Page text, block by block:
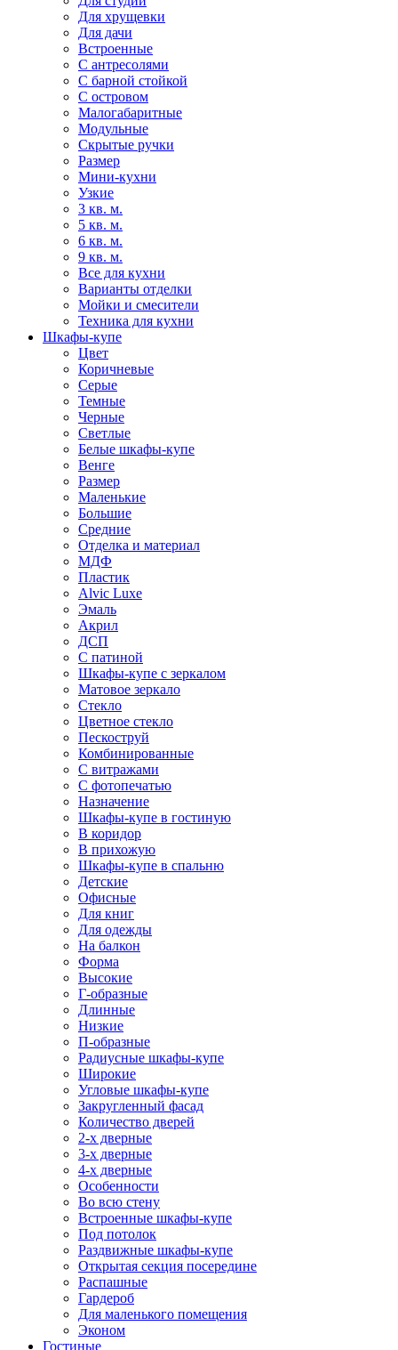
Для хрущевки
Для дачи
Встроенные
С антресолями
С барной стойкой
С островом
Малогабаритные
Модульные
Скрытые ручки
Размер
Мини-кухни
Узкие
3 кв. м.
5 кв. м.
6 кв. м.
9 кв. м.
Все для кухни
Варианты отделки
Мойки и смесители
Техника для кухни
Шкафы-купе
Цвет
Коричневые
Серые
Темные
Черные
Светлые
Белые шкафы-купе
Венге
Размер
Маленькие
Большие
Средние
Отделка и материал
МДФ
Пластик
Alvic Luxe
Эмаль
Акрил
ДСП
С патиной
Шкафы-купе с зеркалом
Матовое зеркало
Стекло
Цветное стекло
Пескоструй
Комбинированные
С витражами
С фотопечатью
Назначение
Шкафы-купе в гостиную
В коридор
В прихожую
Шкафы-купе в спальню
Детские
Офисные
Для книг
Для одежды
На балкон
Форма
Высокие
Г-образные
Длинные
Низкие
П-образные
Радиусные шкафы-купе
Широкие
Угловые шкафы-купе
Закругленный фасад
Количество дверей
2-х дверные
3-х дверные
4-х дверные
Особенности
Во всю стену
Встроенные шкафы-купе
Под потолок
Раздвижные шкафы-купе
Открытая секция посередине
Распашные
Гардероб
Для маленького помещения
Эконом
Гостиные